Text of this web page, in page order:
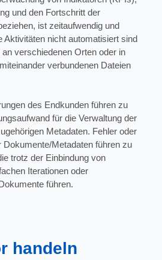
und den Fortschritt der
ist zeitaufwendig und
Aktivitäten nicht automatisiert sind
verschiedenen Orten oder in
verbundenen Dateien
des Endkunden führen zu
für die Verwaltung der
Metadaten. Fehler oder
Dokumente/Metadaten führen zu
trotz der Einbindung von
Iterationen oder
führen.
handeln